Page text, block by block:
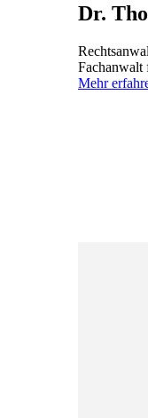
Dr.
Fachanwalt
Mehr